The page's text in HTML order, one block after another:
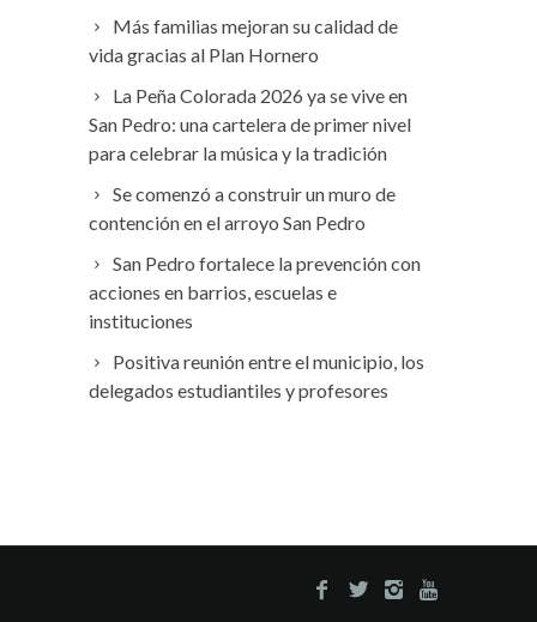
Más familias mejoran su calidad de
vida gracias al Plan Hornero
La Peña Colorada 2026 ya se vive en
San Pedro: una cartelera de primer nivel
para celebrar la música y la tradición
Se comenzó a construir un muro de
contención en el arroyo San Pedro
San Pedro fortalece la prevención con
acciones en barrios, escuelas e
instituciones
Positiva reunión entre el municipio, los
delegados estudiantiles y profesores